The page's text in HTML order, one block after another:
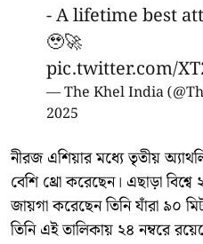
- A lifetime best
🥹🚀
pic.twitter.com/
— The Khel India
2025
নীরজ এশিয়ার মধ্যে তৃতীয়
বেশি থ্রো করেছেন। এছাড়া
জায়গা করেছেন তিনি যাঁরা ৯০
তিনি এই তালিকায় ২৪ নম্বরে